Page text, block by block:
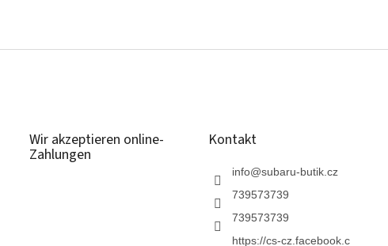
Wir akzeptieren online-
Zahlungen
Kontakt
info@subaru-butik.cz
739573739
739573739
https://cs-cz.facebook.c